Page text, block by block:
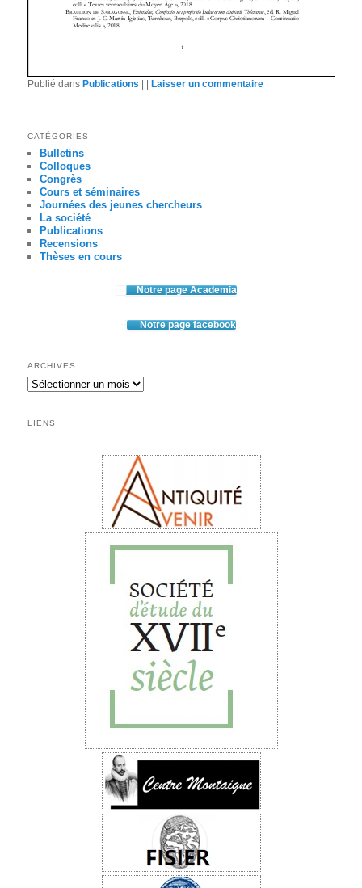
Publié dans Publications Laisser un commentaire
CATÉGORIES
Bulletins
Colloques
Congrès
Cours et séminaires
Journées des jeunes chercheurs
La société
Publications
Recensions
Thèses en cours
Notre page Academia
Notre page facebook
ARCHIVES
Archives
LIENS